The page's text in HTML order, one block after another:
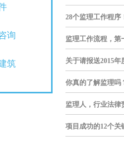
询
筑
28个监理工作程序
监理工作流程，第
关于请报送2015
你真的了解监理吗
监理人，行业法律
项目成功的12个关